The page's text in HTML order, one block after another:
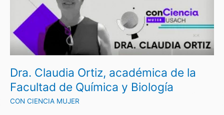
Dra. Claudia Ortiz, académica de la
Facultad de Química y Biología
CON CIENCIA MUJER
Claudia
académica
de
de
Química
y
Biología